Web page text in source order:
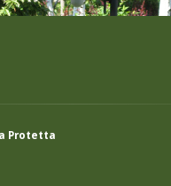
Protetta